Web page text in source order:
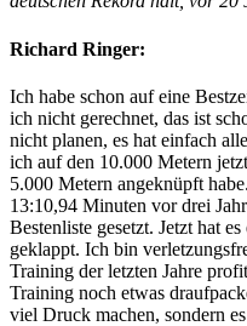
Richard Ringer:
Ich habe schon auf eine
ich nicht gerechnet, das ist
nicht planen, es hat einfach
ich auf den 10.000 Metern
5.000 Metern angeknüpft
13:10,94 Minuten vor drei
Bestenliste gesetzt. Jetzt hat
geklappt. Ich bin
Training der letzten Jahre
Training noch etwas
viel Druck machen, sondern